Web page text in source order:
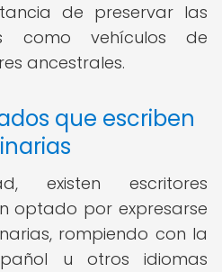
de preservar las
como vehículos de
ancestrales.
que escriben
existen escritores
optado por expresarse
rompiendo con la
u otros idiomas